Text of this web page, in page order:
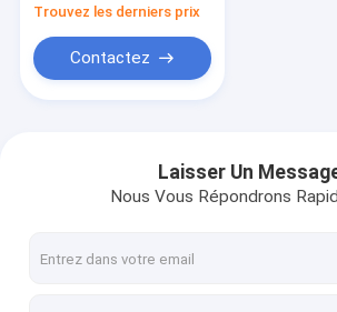
Visite d'usine
Trouvez les derniers prix
Contactez
Laisser Un
Nous Vous Répondrons